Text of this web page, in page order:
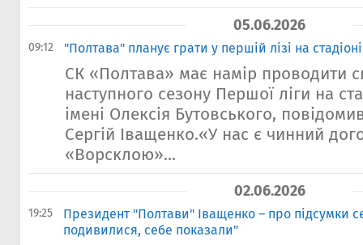
05.06.2026
09:12 "Полтава" планує грати у першій лізі на
СК «Полтава» має намір проводити
наступного сезону Першої ліги на
імені Олексія Бутовського,
Сергій Іващенко.«У нас є чинний
«Ворсклою»...
02.06.2026
19:25
Президент "Полтави" Іващенко – про підсумки
подивилися, себе показали"